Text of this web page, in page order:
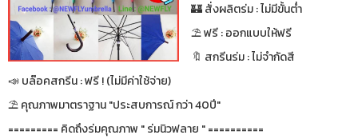
🏰 สั่งผลิตร่ม : ไม่มีขั้นต่ำ
⛱ ฟรี : ออกแบบให้ฟรี
🔖 สกรีนร่ม : ไม่จำกัดสี
📣 บล๊อคสกรีน : ฟรี ! (ไม่มีค่าใช้จ่าย)
⛱ คุณภาพมาตราฐาน "ประสบการณ์ กว่า 40ปี"
========= คิดถึงร่มคุณภาพ " ร่มนิวฟลาย " ==========